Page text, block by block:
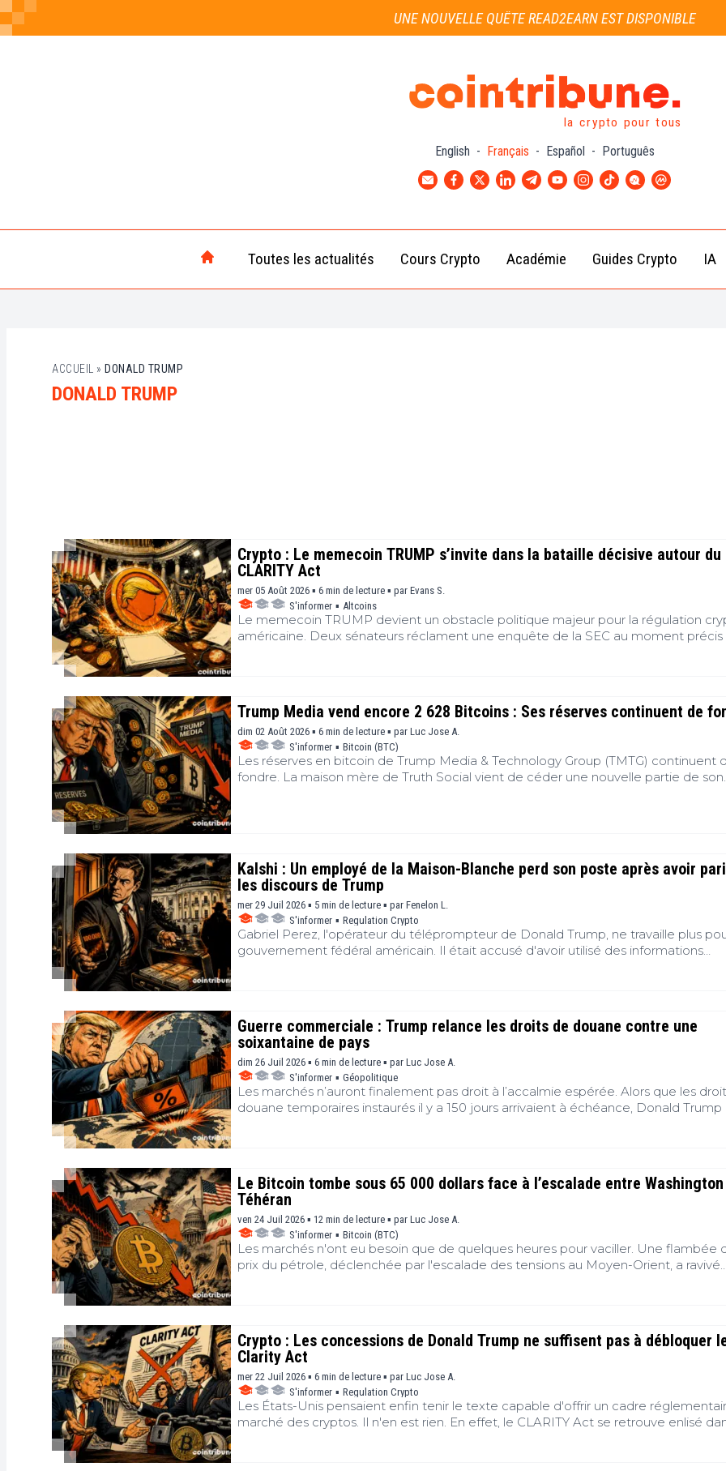
UNE NOUVELLE QUÊTE READ2EARN EST DISPONIBLE
la crypto pour tous
English - Français - Español - Português
Toutes les actualités
Crypto
Cours Crypto
(BTC)
Académie
Débutant
Intermédiaire
Guides Crypto IA
ACCUEIL » DONALD TRUMP
DONALD TRUMP
Crypto : Le memecoin TRUMP s’invite dans la bataille décisive autour du
CLARITY Act
mer 05 Août 2026 ▪ 6 min de lecture ▪ par Evans S.
S'informer ▪ Altcoins
Le memecoin TRUMP devient un obstacle politique majeur pour la régulation
américaine. Deux sénateurs réclament une enquête de la SEC au moment précis
Trump Media vend encore 2 628 Bitcoins : Ses réserves continuent de
dim 02 Août 2026 ▪ 6 min de lecture ▪ par Luc Jose A.
S'informer ▪ Bitcoin (BTC)
Les réserves en bitcoin de Trump Media & Technology Group (TMTG) continuent
fondre. La maison mère de Truth Social vient de céder une nouvelle partie de son
Kalshi : Un employé de la Maison-Blanche perd son poste après avoir
les discours de Trump
mer 29 Juil 2026 ▪ 5 min de lecture ▪ par Fenelon L.
S'informer ▪ Regulation Crypto
Gabriel Perez, l'opérateur du téléprompteur de Donald Trump, ne travaille plus
gouvernement fédéral américain. Il était accusé d'avoir utilisé des informations
Guerre commerciale : Trump relance les droits de douane contre une
soixantaine de pays
dim 26 Juil 2026 ▪ 6 min de lecture ▪ par Luc Jose A.
S'informer ▪ Géopolitique
Les marchés n’auront finalement pas droit à l’accalmie espérée. Alors que les
douane temporaires instaurés il y a 150 jours arrivaient à échéance, Donald Trump
et l’Union européenne, tout en alimentant une nouvelle phase de volatilité sur les
marchés financiers et les actifs alternatifs.
Le Bitcoin tombe sous 65 000 dollars face à l’escalade entre
Téhéran
ven 24 Juil 2026 ▪ 12 min de lecture ▪ par Luc Jose A.
S'informer ▪ Bitcoin (BTC)
Les marchés n'ont eu besoin que de quelques heures pour vaciller. Une flambée
prix du pétrole, déclenchée par l'escalade des tensions au Moyen-Orient, a ravivé
géopolitique. Les cryptos peuvent-elles encore échapper aux turbulences de la
macroéconomie ?
Crypto : Les concessions de Donald Trump ne suffisent pas à débloquer
Clarity Act
mer 22 Juil 2026 ▪ 6 min de lecture ▪ par Luc Jose A.
S'informer ▪ Regulation Crypto
Les États-Unis pensaient enfin tenir le texte capable d'offrir un cadre
marché des cryptos. Il n'en est rien. En effet, le CLARITY Act se retrouve enlisé